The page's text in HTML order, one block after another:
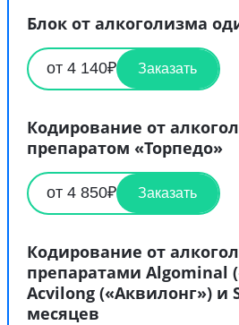
Блок от алкоголизма
от 4 140₽ Заказать
Кодирование от
препаратом «Торпедо»
от 4 850₽ Заказать
Кодирование от
препаратами Algominal
Acvilong («Аквилонг») и
месяцев